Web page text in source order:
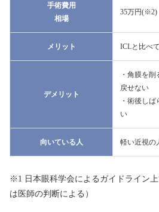
手術費用
相場
35万円(※2)
メリット ICLと比べ
デメリット
・角膜を
戻せない
・術後し
い
向いている人 軽い近視の
※1 日本眼科学会によるガイドライン
は医師の判断による）